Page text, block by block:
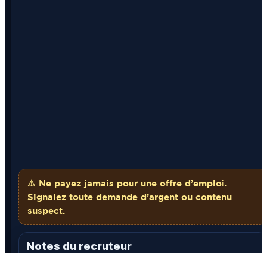
⚠️ Ne payez jamais pour une offre d’emploi.
Signalez toute demande d’argent ou contenu
suspect.
Notes du recruteur